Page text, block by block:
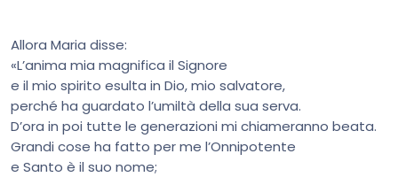
Allora Maria disse:
«L’anima mia magnifica il Signore
e il mio spirito esulta in Dio, mio salvatore,
perché ha guardato l’umiltà della sua serva.
D’ora in poi tutte le generazioni mi chiameranno beata.
Grandi cose ha fatto per me l’Onnipotente
e Santo è il suo nome;